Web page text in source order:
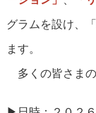
グラムを設け、
ます。
多くの皆さまの